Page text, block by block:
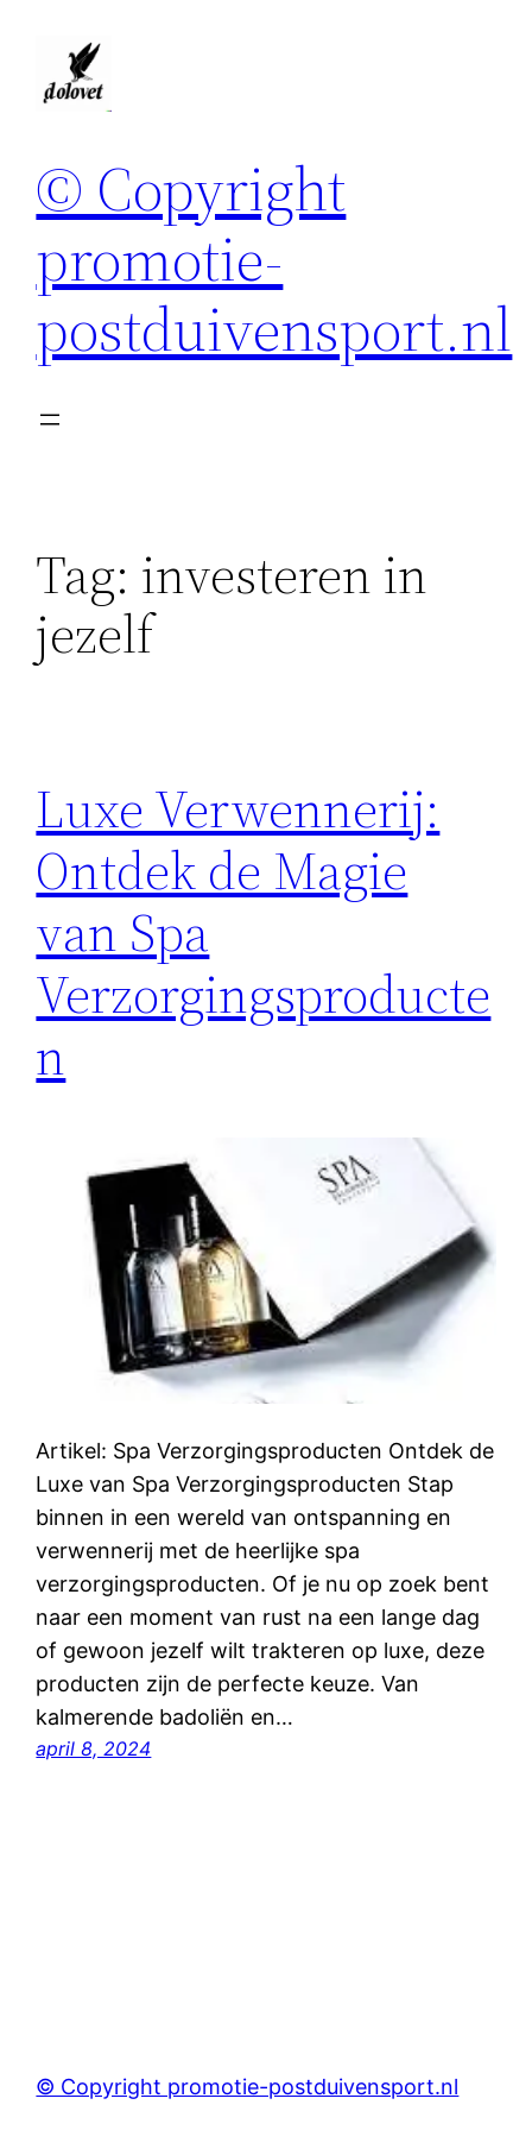
© Copyright
promotie-
postduivensport.nl
Tag: investeren in
jezelf
Luxe Verwennerij:
Ontdek de Magie
van Spa
Verzorgingsproducte
n
Artikel: Spa Verzorgingsproducten Ontdek de
Luxe van Spa Verzorgingsproducten Stap
binnen in een wereld van ontspanning en
verwennerij met de heerlijke spa
verzorgingsproducten. Of je nu op zoek bent
naar een moment van rust na een lange dag
of gewoon jezelf wilt trakteren op luxe, deze
producten zijn de perfecte keuze. Van
kalmerende badoliën en…
april 8, 2024
© Copyright promotie-postduivensport.nl